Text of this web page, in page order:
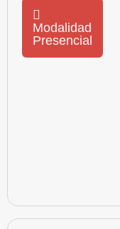
Modalidad
Presencial